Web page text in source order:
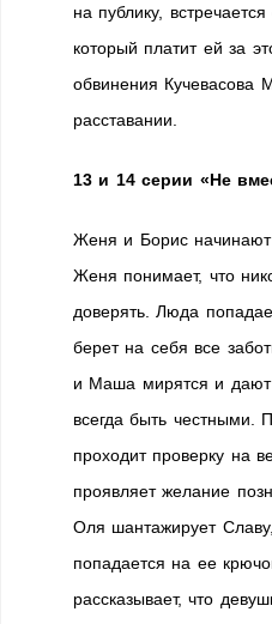
на публику,
который платит ей за
обвинения Кучевасова
расставании.
13 и 14 серии «Не
Женя и Борис начинают
Женя понимает, что
доверять. Люда
берет на себя все
и Маша мирятся и дают
всегда быть честными.
проходит проверку на
проявляет желание
Оля шантажирует
попадается на ее
рассказывает, что